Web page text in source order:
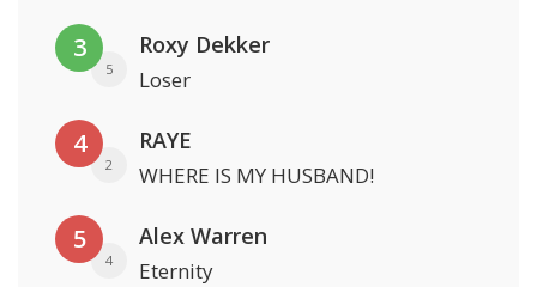
3
5
Roxy Dekker
Loser
4
2
RAYE
WHERE IS MY HUSBAND!
5
4
Alex Warren
Eternity